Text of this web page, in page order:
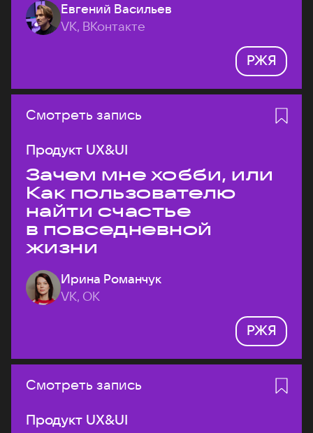
Евгений Васильев
VK, ВКонтакте
РЖЯ
Смотреть запись
Продукт UX&UI
Зачем мне хобби, или
Как пользователю
найти счастье
в повседневной
жизни
Ирина Романчук
VK, ОК
РЖЯ
Смотреть запись
Продукт UX&UI